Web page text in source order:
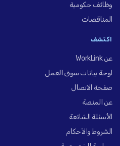
وظائف حكومية
المناقصات
اكتشف
عن WorkLink
لوحة بيانات سوق العمل
صفحة الاتصال
عن المنصة
الأسئلة الشائعة
الشروط والأحكام